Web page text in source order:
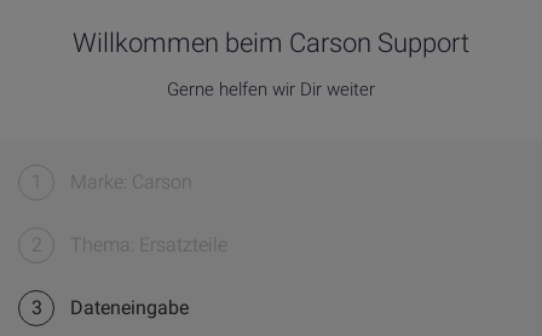
Willkommen beim Carson Support
Gerne helfen wir Dir weiter
1 Marke: Carson
2 Thema: Ersatzteile
3 Dateneingabe